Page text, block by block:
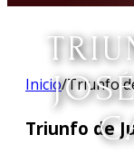
Inicio/Triunfo
Triunfo de